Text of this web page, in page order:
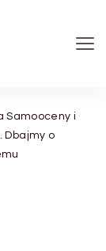
Samooceny i
Dbajmy o